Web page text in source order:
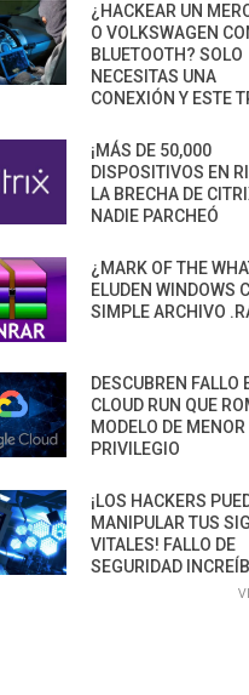
¿HACKEAR UN
O VOLKSWAGEN
BLUETOOTH? SOLO
NECESITAS UNA
CONEXIÓN Y ESTE
¡MÁS DE 50,000
DISPOSITIVOS EN
LA BRECHA DE
NADIE PARCHEÓ
¿MARK OF THE
ELUDEN WINDOWS
SIMPLE ARCHIVO
DESCUBREN FALLO
CLOUD RUN QUE
MODELO DE MENOR
PRIVILEGIO
¡LOS HACKERS
MANIPULAR TUS
VITALES! FALLO DE
SEGURIDAD